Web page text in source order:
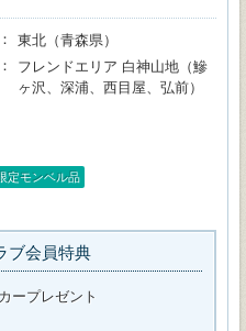
東北（青森県）
フレンドエリア 白神山地（鰺
ヶ沢、深浦、西目屋、弘前）
定モンベル品
ブ会員特典
ープレゼント